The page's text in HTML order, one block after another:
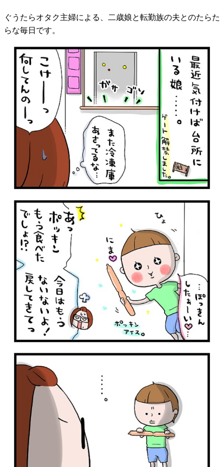
ぐうたらオタク主婦による、二歳娘と転勤族の夫とのたらた
らな毎日です。